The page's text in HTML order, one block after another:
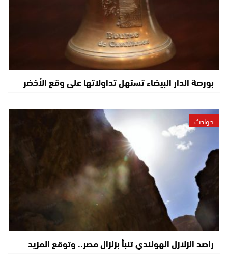
بورصة الدار البيضاء تستهل تداولاتها على وقع الأخضر
حوادث
راصد الزلازل الهولندي تنبأ بزلزال مصر.. وتوقع المزيد